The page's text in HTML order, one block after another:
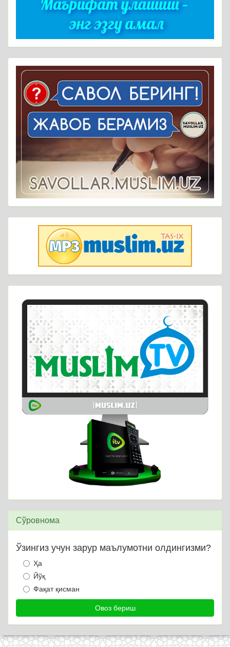
Сўровнома
Ўзингиз учун зарур маълумотни олдингизми?
Ҳа
Йўқ
Фақат қисман